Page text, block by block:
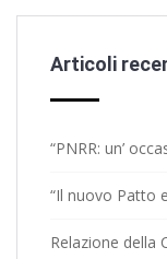
Articoli
“PNRR: un’
“Il nuovo Patto
Relazione della